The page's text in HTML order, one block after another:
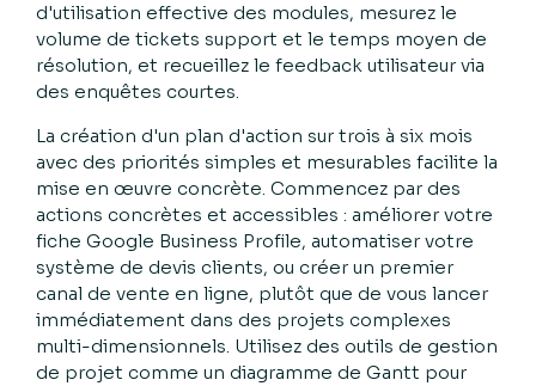
d'utilisation effective des modules, mesurez le
volume de tickets support et le temps moyen de
résolution, et recueillez le feedback utilisateur via
des enquêtes courtes.
La création d'un plan d'action sur trois à six mois
avec des priorités simples et mesurables facilite la
mise en œuvre concrète. Commencez par des
actions concrètes et accessibles : améliorer votre
fiche Google Business Profile, automatiser votre
système de devis clients, ou créer un premier
canal de vente en ligne, plutôt que de vous lancer
immédiatement dans des projets complexes
multi-dimensionnels. Utilisez des outils de gestion
de projet comme un diagramme de Gantt pour